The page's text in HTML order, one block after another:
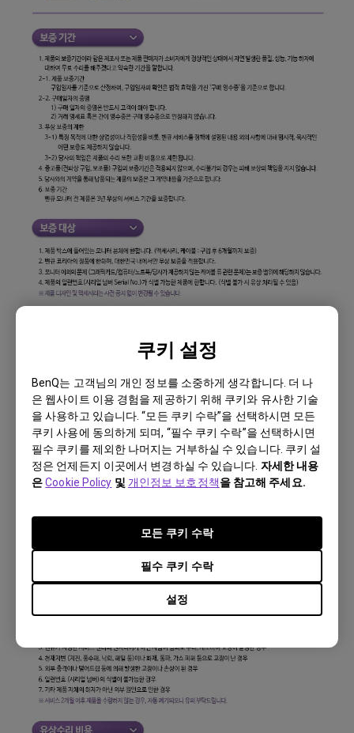
쿠키 설정
BenQ는 고객님의 개인 정보를 소중하게 생각합니다. 더 나
은 웹사이트 이용 경험을 제공하기 위해 쿠키와 유사한 기술
을 사용하고 있습니다. “모든 쿠키 수락”을 선택하시면 모든
쿠키 사용에 동의하게 되며, “필수 쿠키 수락”을 선택하시면
필수 쿠키를 제외한 나머지는 거부하실 수 있습니다. 쿠키 설
정은 언제든지 이곳에서 변경하실 수 있습니다. 자세한 내용
은Cookie Policy 및 개인정보 보호정책을 참고해 주세요.
설정
필수 쿠키 수락
모든 쿠키 수락